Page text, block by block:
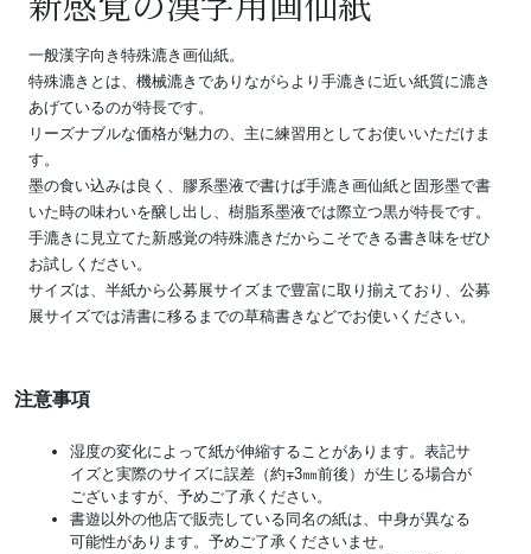
一般漢字向き特殊漉き画仙紙。
特殊漉きとは、機械漉きでありながらより手漉きに近い紙質に漉き
あげているのが特長です。
リーズナブルな価格が魅力の、主に練習用としてお使いいただけま
す。
墨の食い込みは良く、膠系墨液で書けば手漉き画仙紙と固形墨で書
いた時の味わいを醸し出し、樹脂系墨液では際立つ黒が特長です。
手漉きに見立てた新感覚の特殊漉きだからこそできる書き味をぜひ
お試しください。
サイズは、半紙から公募展サイズまで豊富に取り揃えており、公募
展サイズでは清書に移るまでの草稿書きなどでお使いください。
注意事項
湿度の変化によって紙が伸縮することがあります。表記サ
イズと実際のサイズに誤差（約∓3㎜前後）が生じる場合が
ございますが、予めご了承ください。
書遊以外の他店で販売している同名の紙は、中身が異なる
可能性があります。予めご了承くださいませ。